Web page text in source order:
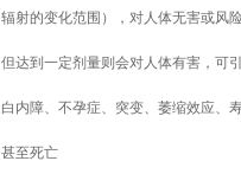
辐射的变化范围），对人体无害或风
但达到一定剂量则会对人体有害，可引
白内障、不孕症、突变、萎缩效应、
甚至死亡